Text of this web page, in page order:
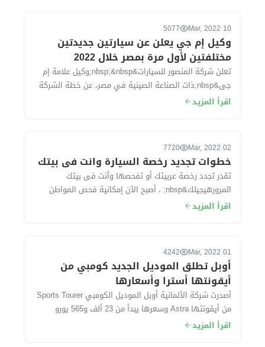
10 Mar, 2022
5077
وكيل إم جي يعلن عن سيارتين جديدتين
مختلفتين لأول مرة بمصر خلال 2022
تعلن شركة المنصور للسيارات&nbsp;&nbsp;وكيل علامة إم
جى&nbsp;ذات الصناعة الصينية في مصر، عن خطة الشركة
في 2022، والتي في تكون فى مقدمتها طرح...
اقرأ المزيد
02 Mar, 2022
7720
خطوات تجديد رخصة السيارة وانت فى بيتك
تقدر تجدد رخصة عربيتك أو تفحصها وأنت فى بيتك
المرورهيجيلك&nbsp; ، أصبح الآن إمكانية فحص المواطن
وعمل فحص فني شامل لسيارته و تجديد رخصته خ...
اقرأ المزيد
01 Mar, 2022
4242
أوبل تطلق الموديل الجديد كومبي من
أيقونتها أسترا وأسعارها
أصدرت شركة الألمانية أوبل الموديل الكومبي Sports Tourer
من أيقونتها Astra وسعرها يبدأ من 23 ألف و565 يورو
حوالي (415 ألف جنيه مصري) تقريبًا....
اقرأ المزيد